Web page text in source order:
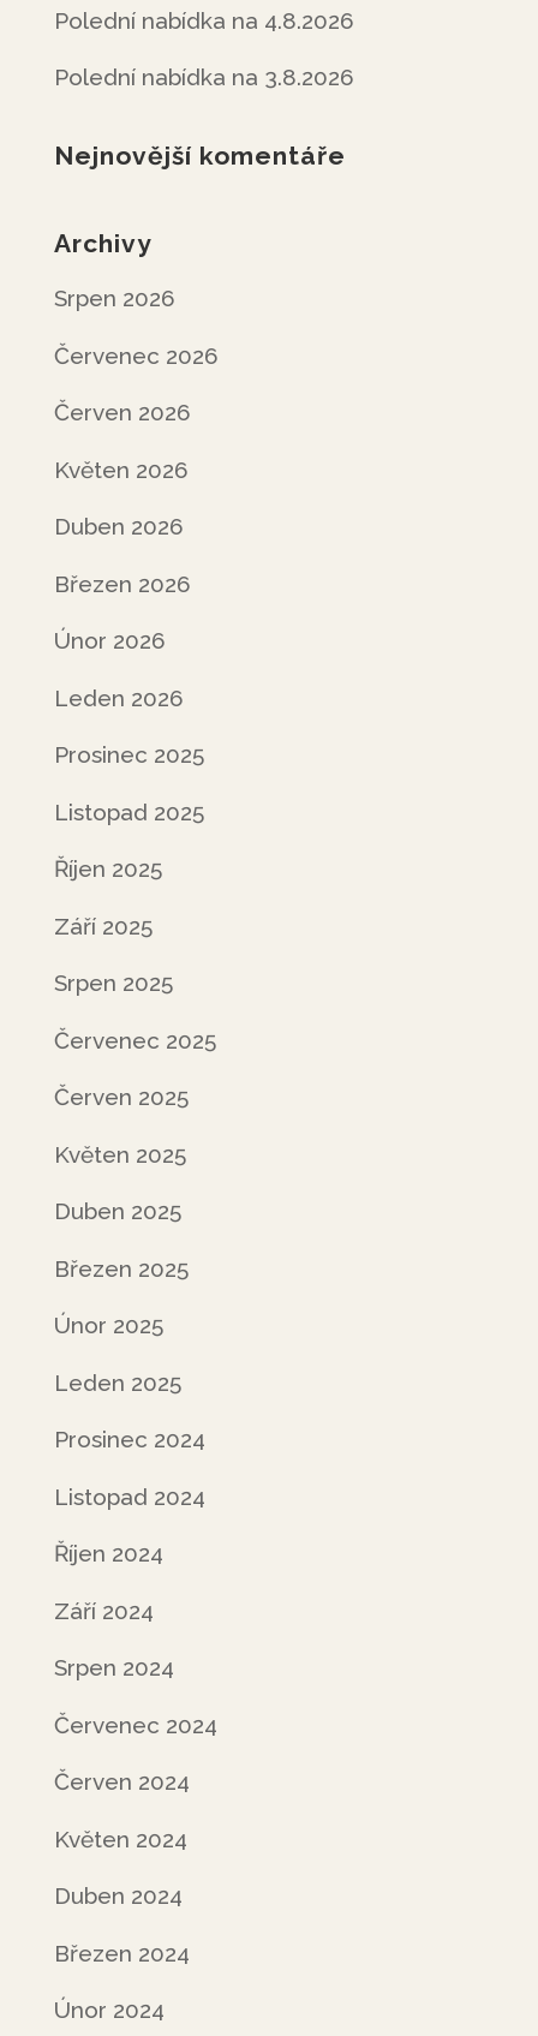
Polední nabídka na 4.8.2026
Polední nabídka na 3.8.2026
Nejnovější komentáře
Archivy
Srpen 2026
Červenec 2026
Červen 2026
Květen 2026
Duben 2026
Březen 2026
Únor 2026
Leden 2026
Prosinec 2025
Listopad 2025
Říjen 2025
Září 2025
Srpen 2025
Červenec 2025
Červen 2025
Květen 2025
Duben 2025
Březen 2025
Únor 2025
Leden 2025
Prosinec 2024
Listopad 2024
Říjen 2024
Září 2024
Srpen 2024
Červenec 2024
Červen 2024
Květen 2024
Duben 2024
Březen 2024
Únor 2024